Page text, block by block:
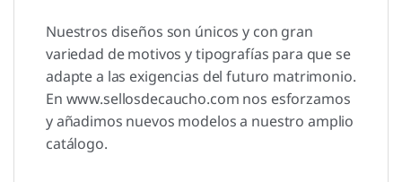
Nuestros diseños son únicos y con gran
variedad de motivos y tipografías para que se
adapte a las exigencias del futuro matrimonio.
En www.sellosdecaucho.com nos esforzamos
y añadimos nuevos modelos a nuestro amplio
catálogo.